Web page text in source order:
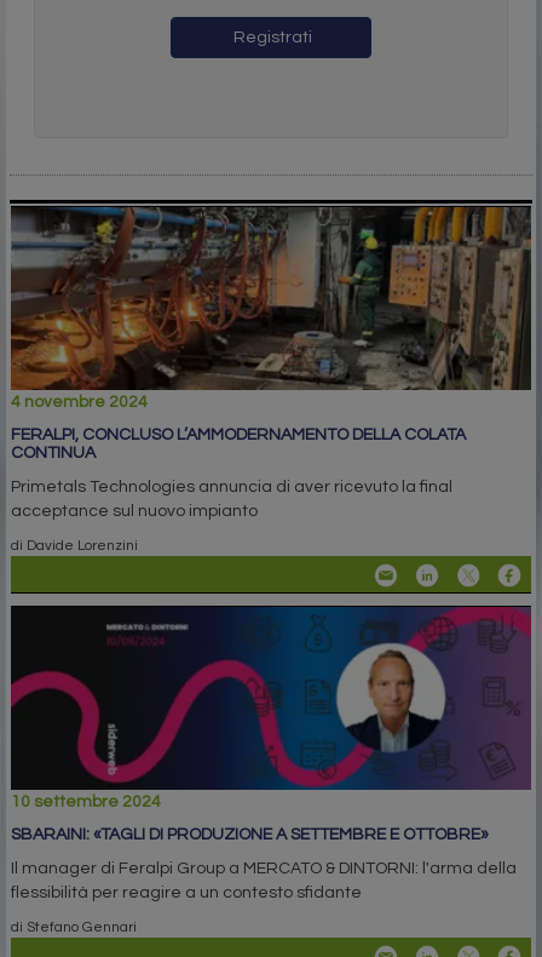
Registrati
4 novembre 2024
FERALPI, CONCLUSO L’AMMODERNAMENTO DELLA COLATA
CONTINUA
Primetals Technologies annuncia di aver ricevuto la final
acceptance sul nuovo impianto
di Davide Lorenzini
10 settembre 2024
SBARAINI: «TAGLI DI PRODUZIONE A SETTEMBRE E OTTOBRE»
Il manager di Feralpi Group a MERCATO & DINTORNI: l'arma della
flessibilità per reagire a un contesto sfidante
di Stefano Gennari